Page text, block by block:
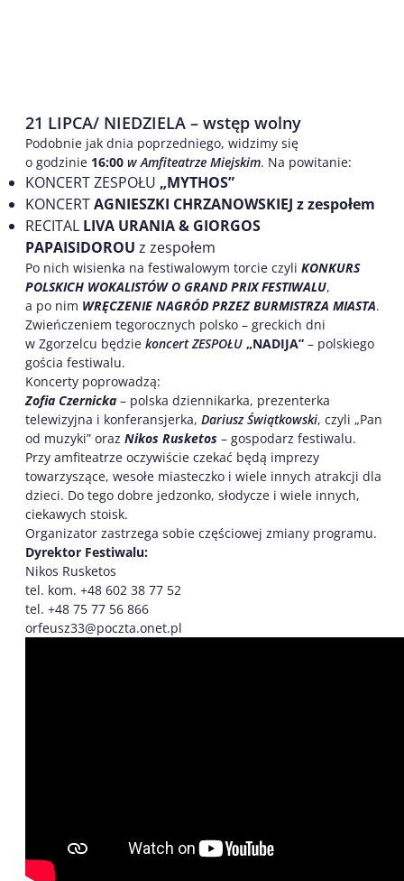
21 LIPCA/ NIEDZIELA – wstęp wolny
Podobnie jak dnia poprzedniego, widzimy się
o godzinie 16:00 w Amfiteatrze Miejskim. Na powitanie:
KONCERT ZESPOŁU „MYTHOS”
KONCERTAGNIESZKI CHRZANOWSKIEJ z zespołem
RECITAL LIVA URANIA & GIORGOS
PAPAISIDOROU z zespołem
Po nich wisienka na festiwalowym torcie czyli KONKURS
POLSKICH WOKALISTÓW O GRAND PRIX FESTIWALU,
a po nim WRĘCZENIE NAGRÓD PRZEZ BURMISTRZA MIASTA.
Zwieńczeniem tegorocznych polsko – greckich dni
w Zgorzelcu będzie koncert ZESPOŁU „NADIJA” – polskiego
gościa festiwalu.
Koncerty poprowadzą:
Zofia Czernicka – polska dziennikarka, prezenterka
telewizyjna i konferansjerka, Dariusz Świątkowski, czyli „Pan
od muzyki” oraz Nikos Rusketos – gospodarz festiwalu.
Przy amfiteatrze oczywiście czekać będą imprezy
towarzyszące, wesołe miasteczko i wiele innych atrakcji dla
dzieci. Do tego dobre jedzonko, słodycze i wiele innych,
ciekawych stoisk.
Organizator zastrzega sobie częściowej zmiany programu.
Dyrektor Festiwalu:
Nikos Rusketos
tel. kom. +48 602 38 77 52
tel. +48 75 77 56 866
orfeusz33@poczta.onet.pl